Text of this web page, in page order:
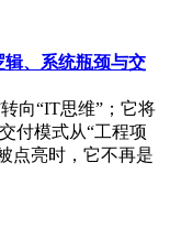
、系统瓶颈与交
向“IT思维”；它将
付模式从“工程项
点亮时，它不再是